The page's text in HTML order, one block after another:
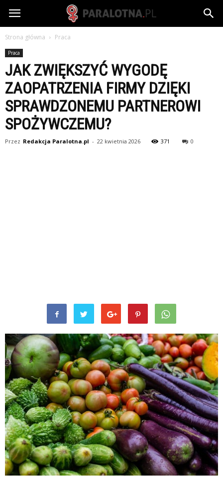
paralotna.pl
Strona główna Praca
Praca
JAK ZWIĘKSZYĆ WYGODĘ
ZAOPATRZENIA FIRMY DZIĘKI
SPRAWDZONEMU PARTNEROWI
SPOŻYWCZEMU?
Przez Redakcja Paralotna.pl - 22 kwietnia 2026 371 0